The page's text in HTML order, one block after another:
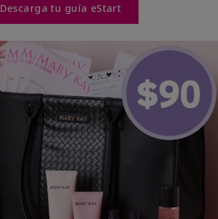
Descarga tu guía eStart